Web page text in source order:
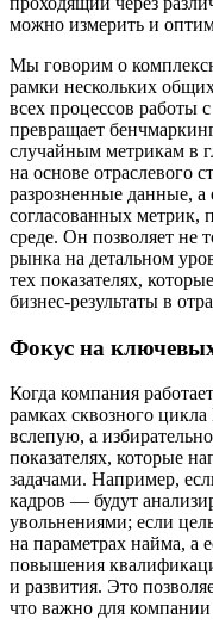
можно измерить и
Мы говорим о
рамки нескольких
всех процессов работы
превращает
случайным метрикам в
на основе отраслевого
разрозненные данные,
согласованных метрик,
среде. Он позволяет не
рынка на детальном
тех показателях,
бизнес-результаты в
Фокус на
Когда компания
рамках сквозного
вслепую, а
показателях, которые
задачами. Например,
кадров — будут
увольнениями; если
на параметрах найма, а
повышения
и развития. Это
что важно для компании